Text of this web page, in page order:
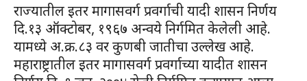
राज्यातील इतर मागासवर्ग प्रवर्गाची यादी शासन निर्णय
दि.१३ ऑक्टोबर, १९६७ अन्वये निर्गमित केलेली आहे.
यामध्ये अ.क्र.८३ वर कुणबी जातीचा उल्लेख आहे.
महाराष्ट्रातील इतर मागासवर्ग प्रवर्गाच्या यादीत शासन